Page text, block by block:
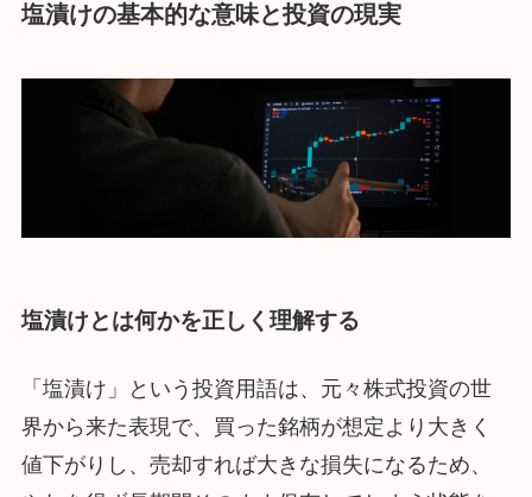
塩漬けの基本的な意味と投資の現実
塩漬けとは何かを正しく理解する
「塩漬け」という投資用語は、元々株式投資の世
界から来た表現で、買った銘柄が想定より大きく
値下がりし、売却すれば大きな損失になるため、